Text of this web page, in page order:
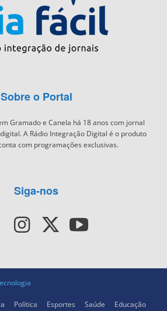
Sobre o Portal
Gramado e Canela há 18 anos com jornal
A Rádio Integração Digital é o produto
com programações exclusivas.
Siga-nos
Política Esportes Saúde Educação